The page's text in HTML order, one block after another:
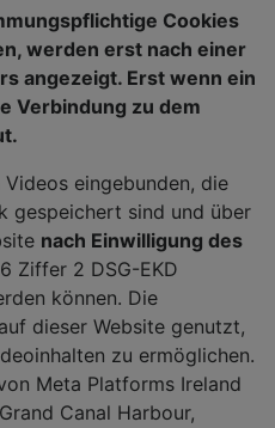
Cookies
werden erst nach einer
angezeigt. Erst wenn ein
Verbindung zu dem
eingebunden, die
gespeichert sind und über
nach Einwilligung des
Ziffer 2 DSG-EKD
können. Die
dieser Website genutzt,
zu ermöglichen.
Meta Platforms Ireland
Canal Harbour,